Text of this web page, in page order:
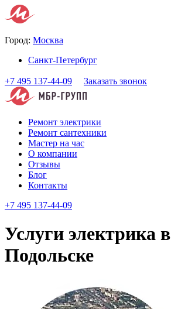
Город: Москва
Санкт-Петербург
+7 495 137-44-09 Заказать звонок
Ремонт электрики
Ремонт сантехники
Мастер на час
О компании
Отзывы
Блог
Контакты
+7 495 137-44-09
Услуги электрика в
Подольске